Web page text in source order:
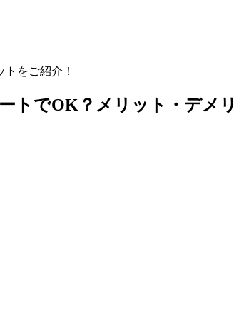
をご紹介！
トでOK？メリット・デメリ